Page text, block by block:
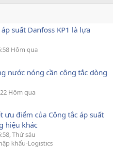
suất Danfoss KP1 là lựa
Hôm qua
nước nóng cần công tắc dòng
Hôm qua
ưu điểm của Công tắc áp suất
hiệu khác
Thứ sáu
khẩu-Logistics